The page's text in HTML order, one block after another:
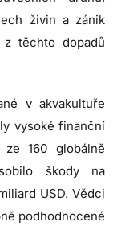
živin a zánik
těchto dopadů
v akvakultuře
vysoké finanční
ze 160 globálně
škody na
USD. Vědci
podhodnocené